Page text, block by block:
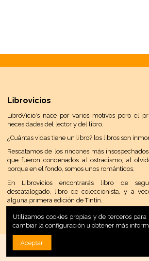
Librovicios
LibroVicio's nace por varios motivos pero el
necesidades del lector y del libro.
¿Cuántas vidas tiene un libro? los libros son
Rescatamos de los rincones más
que fueron condenados al ostracismo, al
porque en el fondo, somos unos románticos.
En Librovicios encontrarás libro de
descatalogado, libro de coleccionista, y a
alguna primera edición de Tintín.
Desarrollo Web:
Utilizamos cookies propias y de terceros
cambiar la configuración u obtener más
Aceptar